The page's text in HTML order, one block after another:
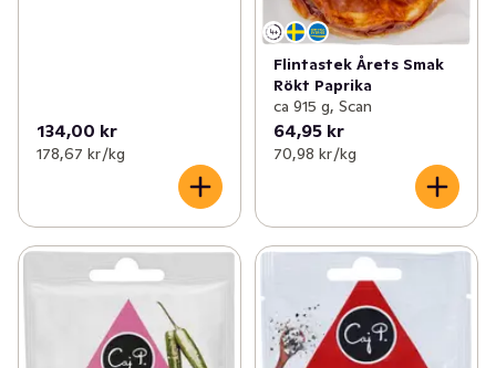
(20)
134,00 kr
178,67 kr /kg
Flintastek Årets Smak
Rökt Paprika
ca 915 g, Scan
64,95 kr
70,98 kr /kg